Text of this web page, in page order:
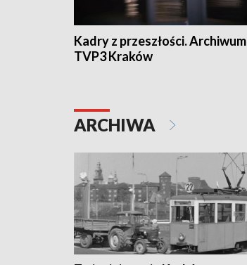
Kadry z przeszłości. Archiwum
TVP3 Kraków
ARCHIWA